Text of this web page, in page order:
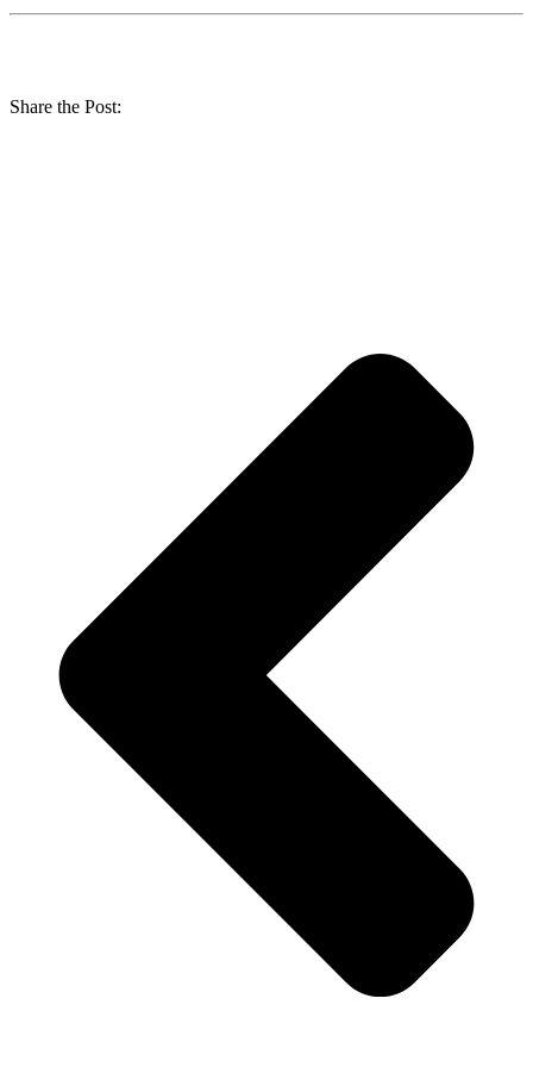
Share the Post: